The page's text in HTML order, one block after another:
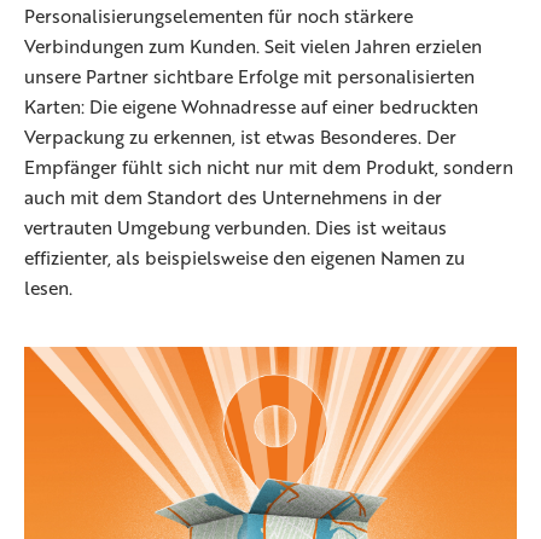
Personalisierungselementen für noch stärkere
Verbindungen zum Kunden. Seit vielen Jahren erzielen
unsere Partner sichtbare Erfolge mit personalisierten
Karten: Die eigene Wohnadresse auf einer bedruckten
Verpackung zu erkennen, ist etwas Besonderes. Der
Empfänger fühlt sich nicht nur mit dem Produkt, sondern
auch mit dem Standort des Unternehmens in der
vertrauten Umgebung verbunden. Dies ist weitaus
effizienter, als beispielsweise den eigenen Namen zu
lesen.